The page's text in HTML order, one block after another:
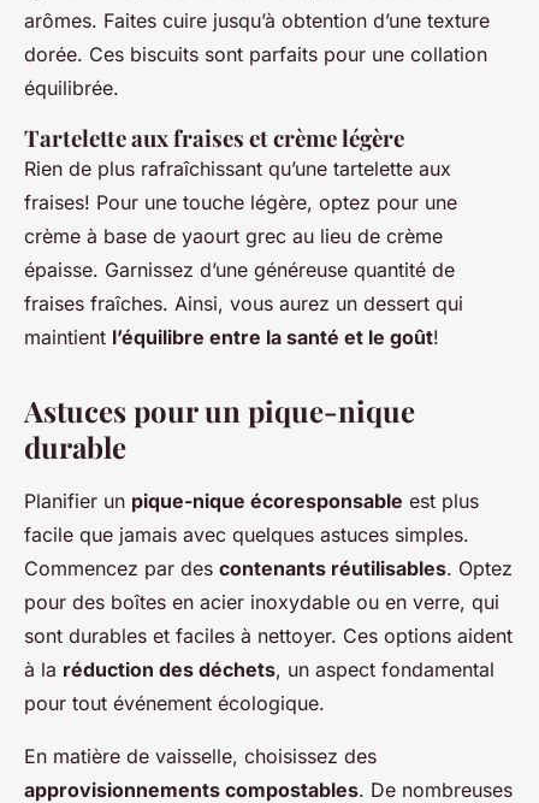
arômes. Faites cuire jusqu’à obtention d’une texture
dorée. Ces biscuits sont parfaits pour une collation
équilibrée.
Tartelette aux fraises et crème légère
Rien de plus rafraîchissant qu’une tartelette aux
fraises! Pour une touche légère, optez pour une
crème à base de yaourt grec au lieu de crème
épaisse. Garnissez d’une généreuse quantité de
fraises fraîches. Ainsi, vous aurez un dessert qui
maintient l’équilibre entre la santé et le goût!
Astuces pour un pique-nique
durable
Planifier un pique-nique écoresponsable est plus
facile que jamais avec quelques astuces simples.
Commencez par des contenants réutilisables. Optez
pour des boîtes en acier inoxydable ou en verre, qui
sont durables et faciles à nettoyer. Ces options aident
à la réduction des déchets, un aspect fondamental
pour tout événement écologique.
En matière de vaisselle, choisissez des
approvisionnements compostables. De nombreuses